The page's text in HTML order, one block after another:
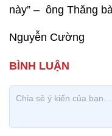
này” – ông Thăng
Nguyễn Cường